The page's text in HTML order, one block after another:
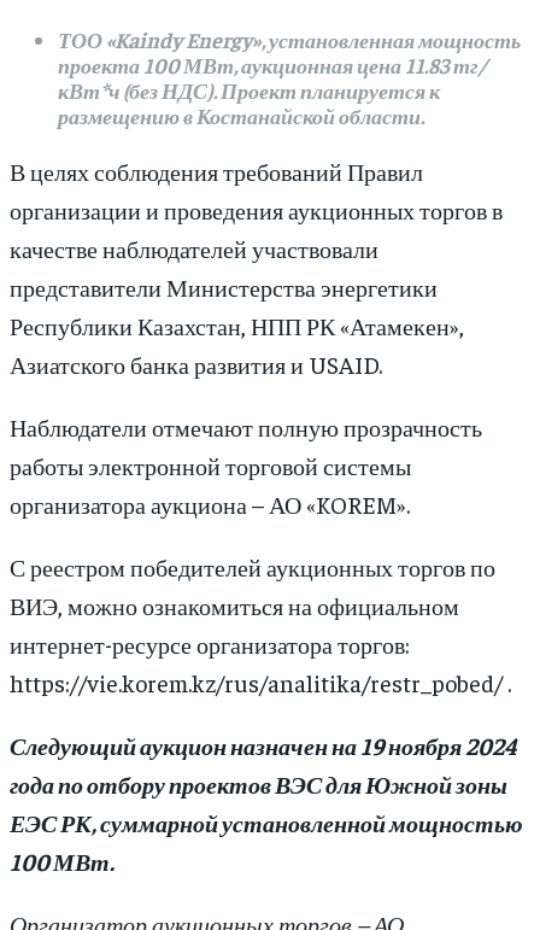
ТОО «Kaindy Energy», установленная мощность
проекта 100 МВт, аукционная цена 11.83 тг/
кВт*ч (без НДС). Проект планируется к
размещению в Костанайской области.
В целях соблюдения требований Правил
организации и проведения аукционных торгов в
качестве наблюдателей участвовали
представители Министерства энергетики
Республики Казахстан, НПП РК «Атамекен»,
Азиатского банка развития и USAID.
Наблюдатели отмечают полную прозрачность
работы электронной торговой системы
организатора аукциона – АО «KOREM».
С реестром победителей аукционных торгов по
ВИЭ, можно ознакомиться на официальном
интернет-ресурсе организатора торгов:
https://vie.korem.kz/rus/analitika/restr_pobed/ .
Следующий аукцион назначен на 19 ноября 2024
года по отбору проектов ВЭС для Южной зоны
ЕЭС РК, суммарной установленной мощностью
100 МВт.
Организатор аукционных торгов – АО